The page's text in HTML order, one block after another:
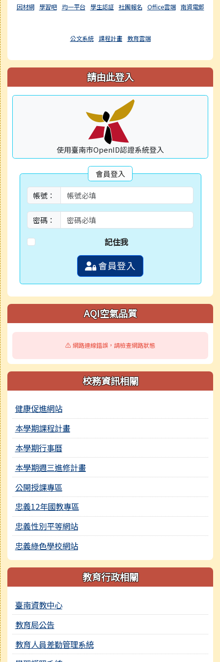
因材網 學習吧 均一平台 學生認証 社團報名 Office雲端 南資電郵
公文系統 課程計畫 教育雲端
請由此登入
使用臺南市OpenID認證系統登入
會員登入
帳號：
密碼：
記住我
會員登入
AQI空氣品質
⚠️ 網路連線錯誤，請檢查網路狀態
校務資訊相關
健康促進網站
本學期課程計畫
本學期行事曆
本學期週三進修計畫
公開授課專區
忠義12年國教專區
忠義性別平等網站
忠義綠色學校網站
教育行政相關
臺南資教中心
教育局公告
教育人員差勤管理系統